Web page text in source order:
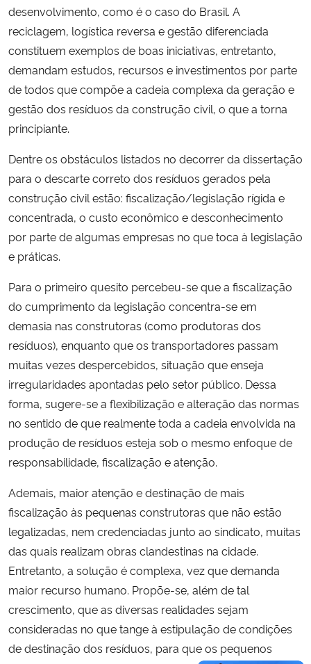
desenvolvimento, como é o caso do Brasil. A
reciclagem, logística reversa e gestão diferenciada
constituem exemplos de boas iniciativas, entretanto,
demandam estudos, recursos e investimentos por parte
de todos que compõe a cadeia complexa da geração e
gestão dos resíduos da construção civil, o que a torna
principiante.
Dentre os obstáculos listados no decorrer da dissertação
para o descarte correto dos resíduos gerados pela
construção civil estão: fiscalização/legislação rígida e
concentrada, o custo econômico e desconhecimento
por parte de algumas empresas no que toca à legislação
e práticas.
Para o primeiro quesito percebeu-se que a fiscalização
do cumprimento da legislação concentra-se em
demasia nas construtoras (como produtoras dos
resíduos), enquanto que os transportadores passam
muitas vezes despercebidos, situação que enseja
irregularidades apontadas pelo setor público. Dessa
forma, sugere-se a flexibilização e alteração das normas
no sentido de que realmente toda a cadeia envolvida na
produção de resíduos esteja sob o mesmo enfoque de
responsabilidade, fiscalização e atenção.
Ademais, maior atenção e destinação de mais
fiscalização às pequenas construtoras que não estão
legalizadas, nem credenciadas junto ao sindicato, muitas
das quais realizam obras clandestinas na cidade.
Entretanto, a solução é complexa, vez que demanda
maior recurso humano. Propõe-se, além de tal
crescimento, que as diversas realidades sejam
consideradas no que tange à estipulação de condições
de destinação dos resíduos, para que os pequenos